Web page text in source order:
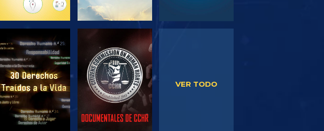
VE VE
VER TODO